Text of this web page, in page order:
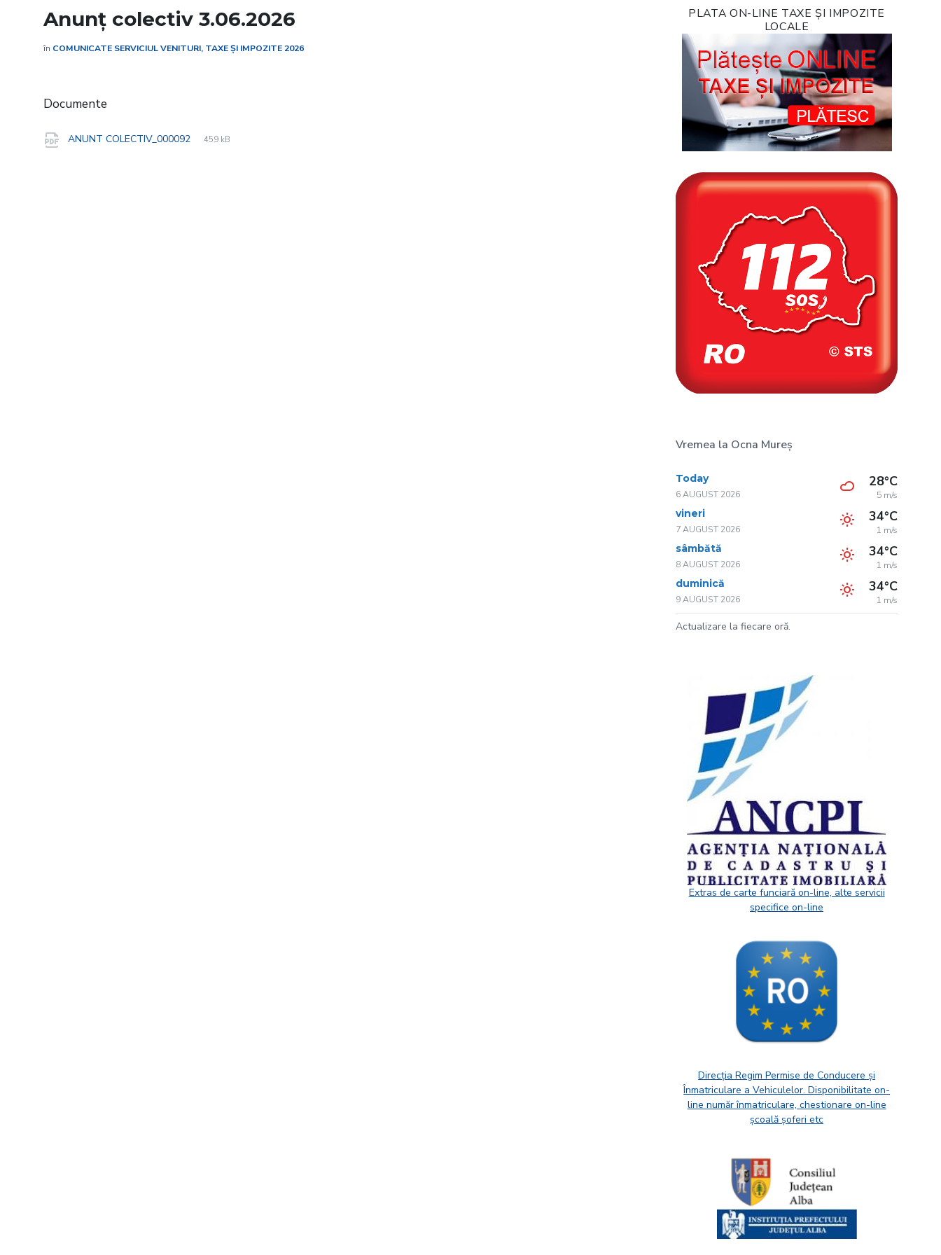
Anunț colectiv 3.06.2026
în COMUNICATE SERVICIUL VENITURI, TAXE ȘI IMPOZITE 2026
Documente
ANUNT COLECTIV_000092
File
pdf
File
459 kB
PLATA ON-LINE TAXE ȘI IMPOZITE
LOCALE
Vremea la Ocna Mureș
Today
6 AUGUST 2026
28°C
5 m/s
vineri
7 AUGUST 2026
34°C
1 m/s
sâmbătă
8 AUGUST 2026
34°C
1 m/s
duminică
9 AUGUST 2026
34°C
1 m/s
Actualizare la fiecare oră.
Extras de carte funciară on-line, alte servicii
specifice on-line
Direcția Regim Permise de Conducere și
Înmatriculare a Vehiculelor. Disponibilitate on-
line număr înmatriculare, chestionare on-line
școală șoferi etc